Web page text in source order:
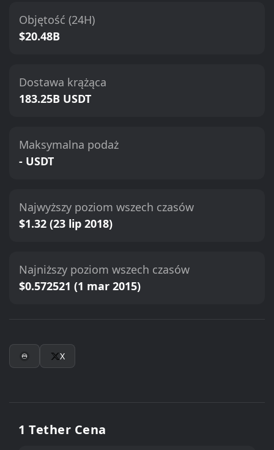
Objętość (24H)
$20.48B
Dostawa krążąca
183.25B USDT
Maksymalna podaż
- USDT
Najwyższy poziom wszech czasów
$1.32 (23 lip 2018)
Najniższy poziom wszech czasów
$0.572521 (1 mar 2015)
X
1 Tether Cena